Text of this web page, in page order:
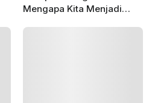
Mengapa Kita Menjadi